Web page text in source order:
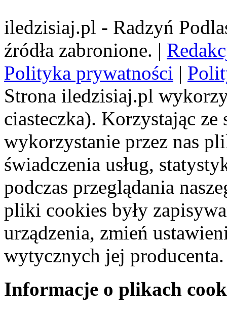
iledzisiaj.pl - Radzyń
źródła zabronione. |
Polityka prywatności |
Strona iledzisiaj.pl
ciasteczka). Korzystając
wykorzystanie przez nas
świadczenia usług,
podczas przeglądania
pliki cookies były
urządzenia, zmień
wytycznych jej producenta.
Informacje o plikach